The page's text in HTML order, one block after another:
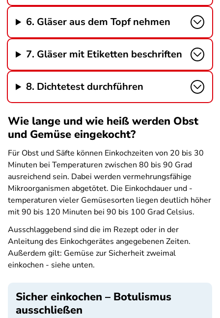
6. Gläser aus dem Topf nehmen
7. Gläser mit Etiketten beschriften
8. Dichtetest durchführen
Wie lange und wie heiß werden Obst
und Gemüse eingekocht?
Für Obst und Säfte können Einkochzeiten von 20 bis 30
Minuten bei Temperaturen zwischen 80 bis 90 Grad
ausreichend sein. Dabei werden vermehrungsfähige
Mikroorganismen abgetötet. Die Einkochdauer und -
temperaturen vieler Gemüsesorten liegen deutlich höher
mit 90 bis 120 Minuten bei 90 bis 100 Grad Celsius.
Ausschlaggebend sind die im Rezept oder in der
Anleitung des Einkochgerätes angegebenen Zeiten.
Außerdem gilt: Gemüse zur Sicherheit zweimal
einkochen - siehe unten.
Sicher einkochen – Botulismus
ausschließen